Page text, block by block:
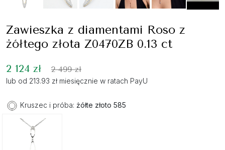
Zawieszka z diamentami Roso z
żółtego złota Z0470ZB 0.13 ct
2 124 zł 2 499 zł
lub od 213.93 zł miesięcznie w ratach PayU
Kruszec i próba: żółte złoto 585